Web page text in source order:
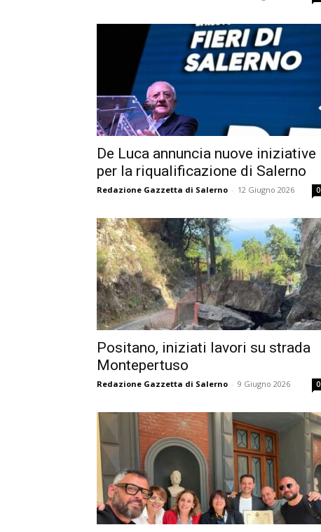
De Luca annuncia nuove iniziative
per la riqualificazione di Salerno
Redazione Gazzetta di Salerno - 12 Giugno 2026 0
Positano, iniziati lavori su strada
Montepertuso
Redazione Gazzetta di Salerno - 9 Giugno 2026 0